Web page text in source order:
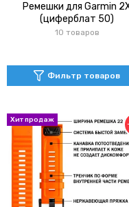
Ремешки для Garmin
(циферблат 50)
10 товаров
Фильтр товаров